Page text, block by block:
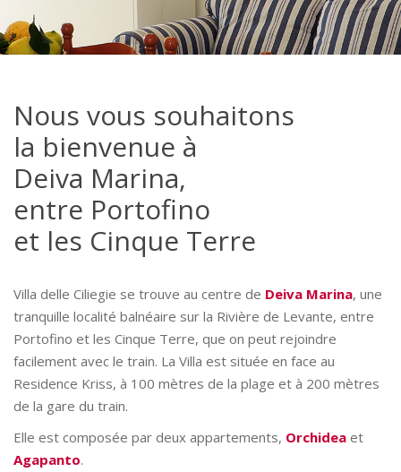
Nous vous souhaitons
la bienvenue à
Deiva Marina,
entre Portofino
et les Cinque Terre
Villa delle Ciliegie se trouve au centre de Deiva Marina, une
tranquille localité balnéaire sur la Rivière de Levante, entre
Portofino et les Cinque Terre, que on peut rejoindre
facilement avec le train. La Villa est située en face au
Residence Kriss, à 100 mètres de la plage et à 200 mètres
de la gare du train.
Elle est composée par deux appartements, Orchidea et
Agapanto.